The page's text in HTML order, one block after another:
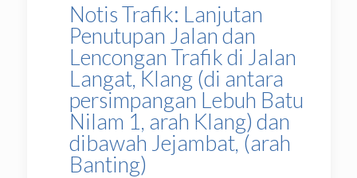
Notis Trafik: Lanjutan
Penutupan Jalan dan
Lencongan Trafik di Jalan
Langat, Klang (di antara
persimpangan Lebuh Batu
Nilam 1, arah Klang) dan
dibawah Jejambat, (arah
Banting)